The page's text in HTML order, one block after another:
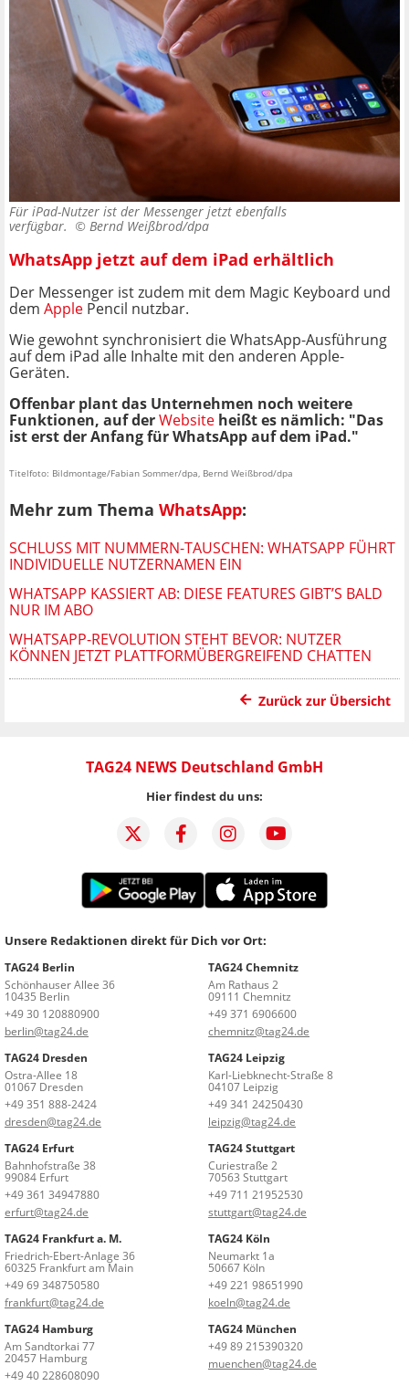
Für iPad-Nutzer ist der Messenger jetzt ebenfalls
verfügbar. © Bernd Weißbrod/dpa
WhatsApp jetzt auf dem iPad erhältlich
Der Messenger ist zudem mit dem Magic Keyboard und
dem Apple Pencil nutzbar.
Wie gewohnt synchronisiert die WhatsApp-Ausführung
auf dem iPad alle Inhalte mit den anderen Apple-
Geräten.
Offenbar plant das Unternehmen noch weitere
Funktionen, auf derWebsite heißt es nämlich: "Das
ist erst der Anfang für WhatsApp auf dem iPad."
Titelfoto: Bildmontage/Fabian Sommer/dpa, Bernd Weißbrod/dpa
Mehr zum Thema WhatsApp:
SCHLUSS MIT NUMMERN-TAUSCHEN: WHATSAPP FÜHRT
INDIVIDUELLE NUTZERNAMEN EIN
WHATSAPP KASSIERT AB: DIESE FEATURES GIBT’S BALD
NUR IM ABO
WHATSAPP-REVOLUTION STEHT BEVOR: NUTZER
KÖNNEN JETZT PLATTFORMÜBERGREIFEND CHATTEN
Zurück zur Übersicht
TAG24 NEWS Deutschland GmbH
Hier findest du uns:
Unsere Redaktionen direkt für Dich vor Ort:
TAG24 Berlin
Schönhauser Allee 36
10435 Berlin
+49 30 120880900
berlin@tag24.de
TAG24 Chemnitz
Am Rathaus 2
09111 Chemnitz
+49 371 6906600
chemnitz@tag24.de
TAG24 Dresden
Ostra-Allee 18
01067 Dresden
+49 351 888-2424
dresden@tag24.de
TAG24 Leipzig
Karl-Liebknecht-Straße 8
04107 Leipzig
+49 341 24250430
leipzig@tag24.de
TAG24 Erfurt
Bahnhofstraße 38
99084 Erfurt
+49 361 34947880
erfurt@tag24.de
TAG24 Stuttgart
Curiestraße 2
70563 Stuttgart
+49 711 21952530
stuttgart@tag24.de
TAG24 Frankfurt a. M.
Friedrich-Ebert-Anlage 36
60325 Frankfurt am Main
+49 69 348750580
frankfurt@tag24.de
TAG24 Köln
Neumarkt 1a
50667 Köln
+49 221 98651990
koeln@tag24.de
TAG24 Hamburg
Am Sandtorkai 77
20457 Hamburg
+49 40 228608090
TAG24 München
+49 89 215390320
muenchen@tag24.de